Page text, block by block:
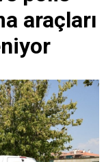
araçları